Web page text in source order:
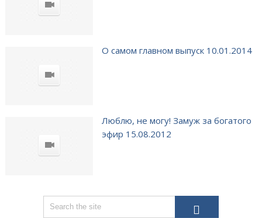
О самом главном выпуск 10.01.2014
Люблю, не могу! Замуж за богатого
эфир 15.08.2012